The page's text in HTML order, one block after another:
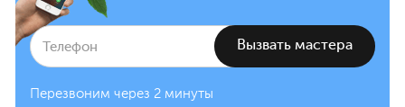
Перезвоним через 2 минуты